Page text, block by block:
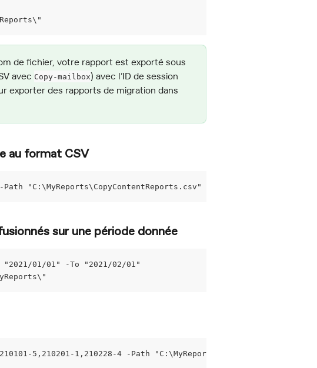
de fichier, votre rapport est exporté sous
avec Copy-mailbox) avec l’ID de session
exporter des rapports de migration dans
au format CSV
"C:\MyReports\CopyContentReports.csv"
sur une période donnée
"2021/01/01" -To "2021/02/01"
5,210201-1,210228-4 -Path "C:\MyReports\ExportReport.xlsx"